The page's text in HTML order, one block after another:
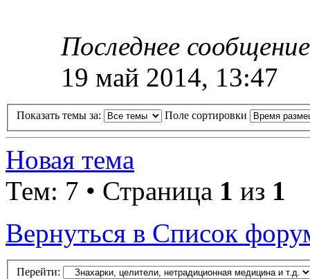
Последнее
19 май 2014, 13:47
Показать темы за: Поле сортировки
Новая тема
Тем: 7 • Страница 1 из 1
Вернуться в Список
Перейти: